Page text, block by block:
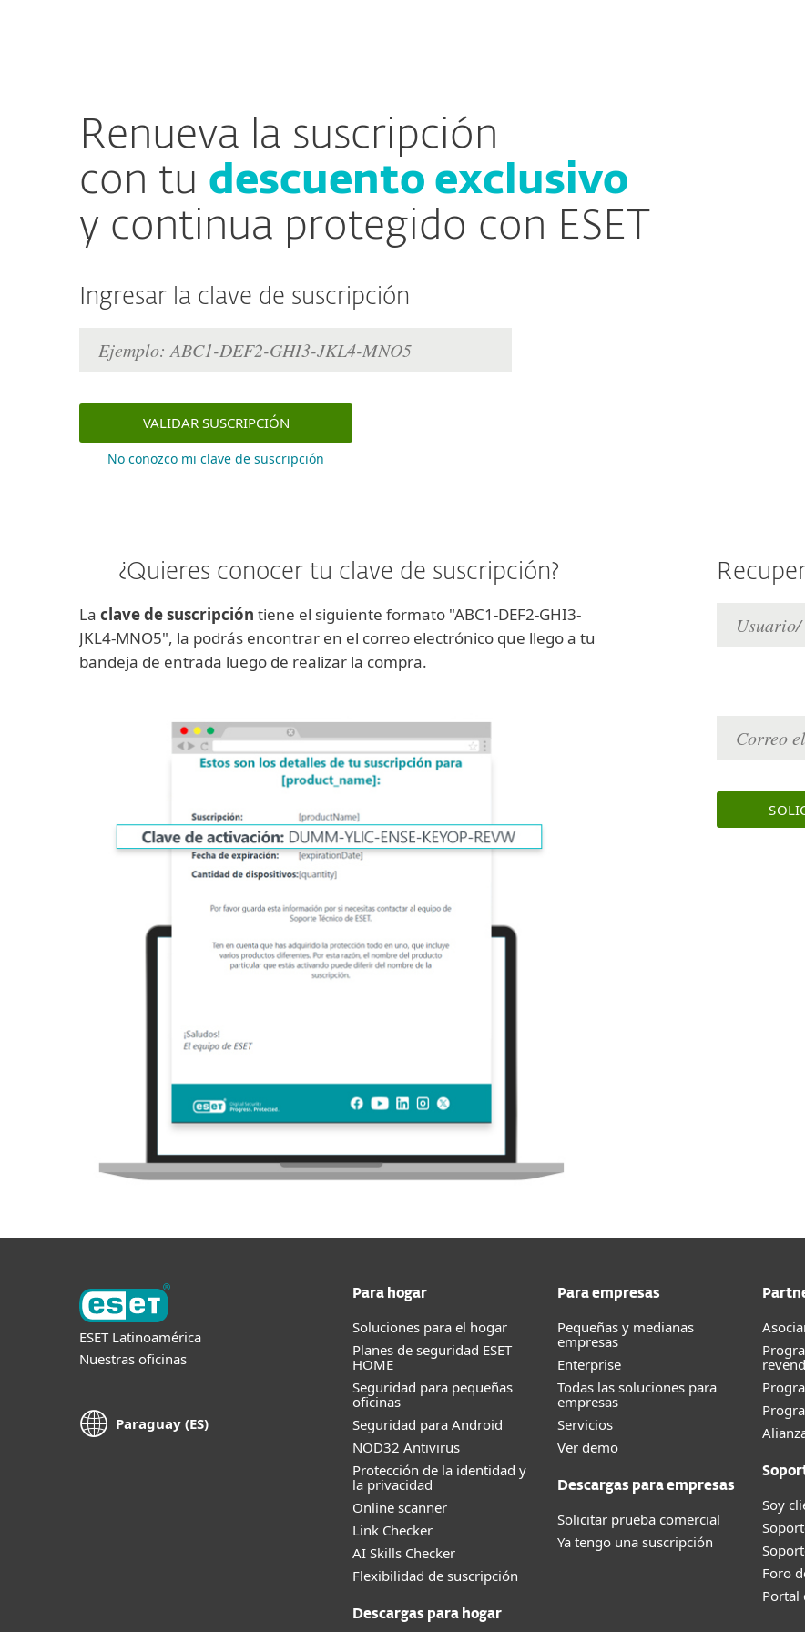
Renueva la suscripción
con tu descuento exclusivo
y continua protegido con ESET
Ingresar la clave de suscripción
No conozco mi clave de suscripción
¿Quieres conocer tu clave de suscripción?
La clave de suscripción tiene el siguiente formato "ABC1-DEF2-GHI3-
JKL4-MNO5", la podrás encontrar en el correo electrónico que llego a tu
bandeja de entrada luego de realizar la compra.
ESET Latinoamérica
Nuestras oficinas
Paraguay (ES)
Para hogar
Soluciones para el hogar
Planes de seguridad ESET
HOME
Seguridad para pequeñas
oficinas
Seguridad para Android
NOD32 Antivirus
Protección de la identidad y
la privacidad
Online scanner
Link Checker
AI Skills Checker
Flexibilidad de suscripción
Descargas para hogar
Para empresas
Pequeñas y medianas
empresas
Enterprise
Todas las soluciones para
empresas
Servicios
Ver demo
Descargas para empresas
Solicitar prueba comercial
Ya tengo una suscripción
Soy
Foro
Portal